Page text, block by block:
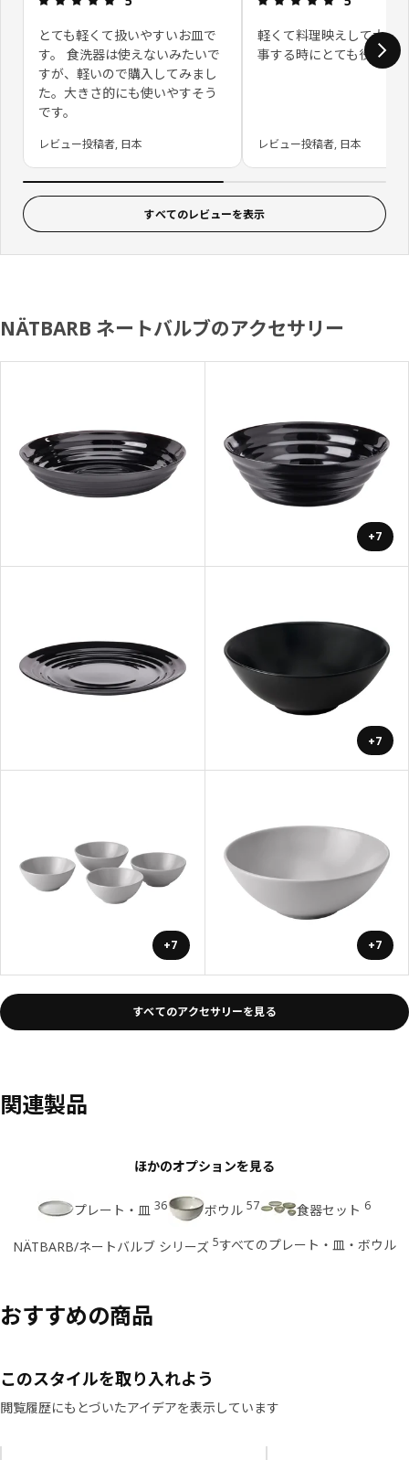
とても軽くて扱いやすいお皿で
す。 食洗器は使えないみたいで
すが、軽いので購入してみまし
た。大きさ的にも使いやすそう
です。
レビュー投稿者, 日本
軽くて料理映えして大人
事する時にとても役立ち
レビュー投稿者, 日本
すべてのレビューを表示
NÄTBARB ネートバルブのアクセサリー
+7
+7
+7 +7
すべてのアクセサリーを見る
関連製品
ほかのオプションを見る
プレート・皿 36 ボウル 57 食器セット 6
NÄTBARB/ネートバルブ シリーズ 5すべてのプレート・皿・ボウル
おすすめの商品
このスタイルを取り入れよう
閲覧履歴にもとづいたアイデアを表示しています